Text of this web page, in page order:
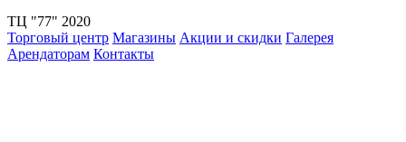
ТЦ "77" 2020
Торговый центр Магазины Акции и скидки Галерея
Арендаторам Контакты